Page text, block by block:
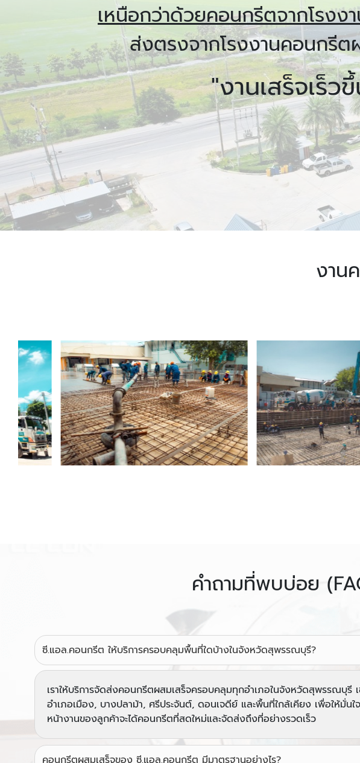
เหนือกว่าด้วยคอนกรีตจากโรงง
ส่งตรงจากโรงงานคอนกรีต
"งานเสร็จเร็
งาน
คำถามที่พบบ่อย
ซี.แอล.คอนกรีต ให้บริการครอบคลุมพื้นที่ใดบ้างในจังหวัดสุพรรณบุรี?
เราให้บริการจัดส่งคอนกรีตผสมเสร็จครอบคลุมทุกอำเภอในจังหวัดสุพรรณบุรี
อำเภอเมือง, บางปลาม้า, ศรีประจันต์, ดอนเจดีย์ และพื้นที่ใกล้เคียง เพื่อให้มั่นใ
หน้างานของลูกค้าจะได้คอนกรีตที่สดใหม่และจัดส่งถึงที่อย่างรวดเร็ว